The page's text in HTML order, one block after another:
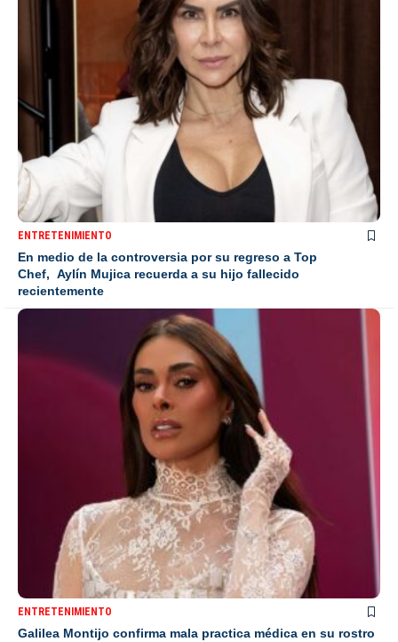
ENTRETENIMIENTO
En medio de la controversia por su regreso a Top
Chef, Aylín Mujica recuerda a su hijo fallecido
recientemente
ENTRETENIMIENTO
Galilea Montijo confirma mala practica médica en su rostro